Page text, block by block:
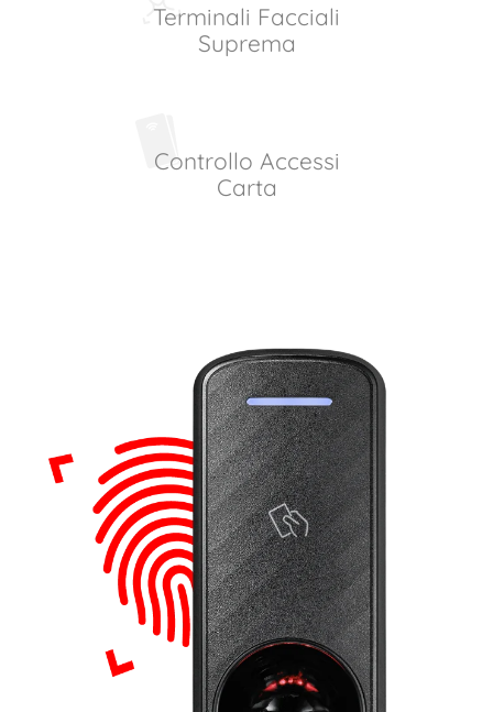
Terminali Facciali
Suprema
Controllo Accessi
Carta